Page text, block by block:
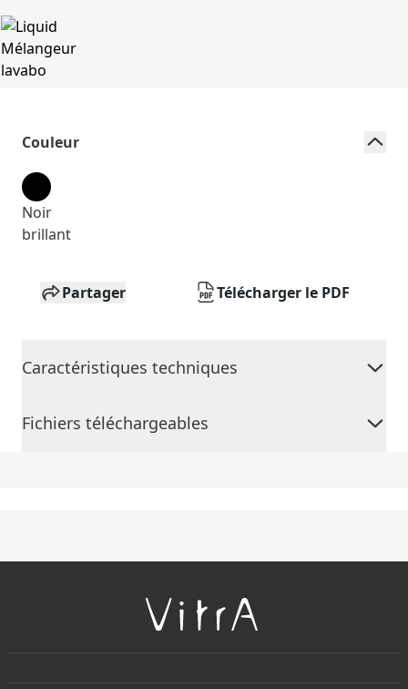
Couleur
Noir
brillant
Partager Télécharger le PDF
Caractéristiques techniques
Fichiers téléchargeables